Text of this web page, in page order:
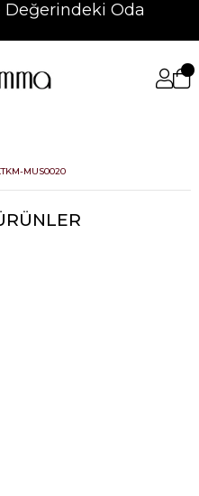
Değerindeki Oda
MUS0020